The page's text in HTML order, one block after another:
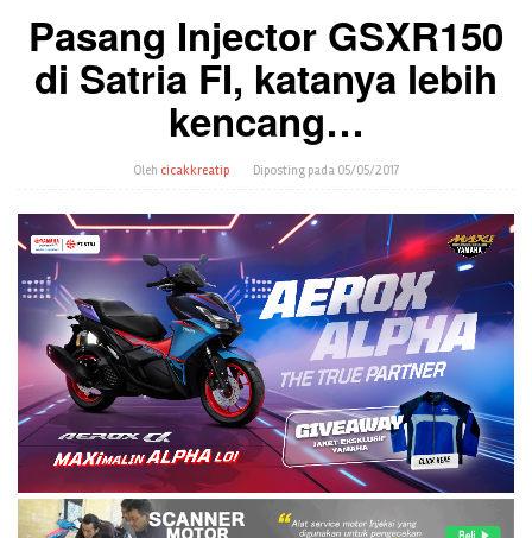
Pasang Injector GSXR150
di Satria FI, katanya lebih
kencang…
Oleh cicakkreatip Diposting pada 05/05/2017